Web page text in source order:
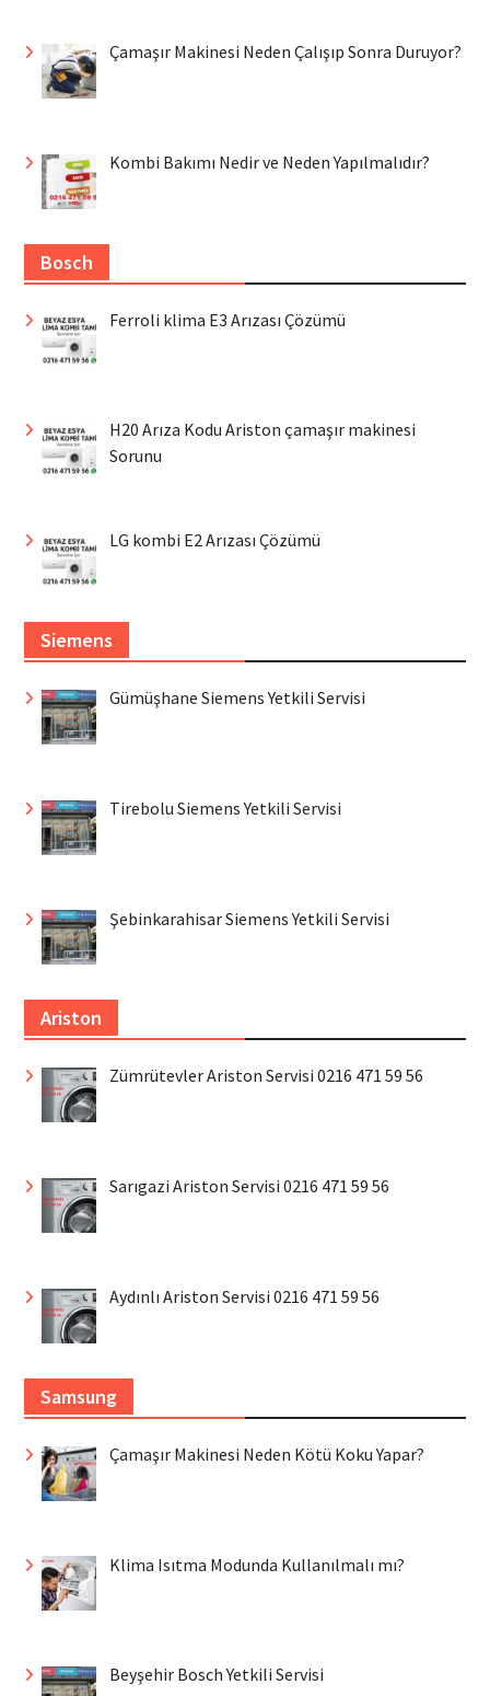
Çamaşır Makinesi Neden Çalışıp Sonra Duruyor?
Kombi Bakımı Nedir ve Neden Yapılmalıdır?
Bosch
Ferroli klima E3 Arızası Çözümü
H20 Arıza Kodu Ariston çamaşır makinesi
Sorunu
LG kombi E2 Arızası Çözümü
Siemens
Gümüşhane Siemens Yetkili Servisi
Tirebolu Siemens Yetkili Servisi
Şebinkarahisar Siemens Yetkili Servisi
Ariston
Zümrütevler Ariston Servisi 0216 471 59 56
Sarıgazi Ariston Servisi 0216 471 59 56
Aydınlı Ariston Servisi 0216 471 59 56
Samsung
Çamaşır Makinesi Neden Kötü Koku Yapar?
Klima Isıtma Modunda Kullanılmalı mı?
Beyşehir Bosch Yetkili Servisi